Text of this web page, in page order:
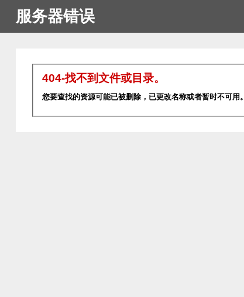
服务器错误
404-找不到文件或目录。
您要查找的资源可能已被删除，已更改名称或者暂时不可用。